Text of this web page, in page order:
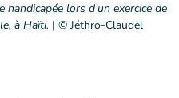
lors d’un exercice de
à Haïti. | © Jéthro-Claudel